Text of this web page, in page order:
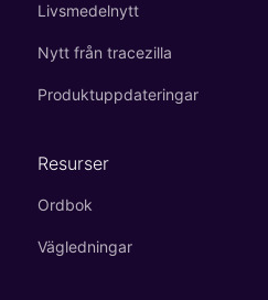
Livsmedelnytt
Nytt från tracezilla
Produktuppdateringar
Resurser
Ordbok
Vägledningar